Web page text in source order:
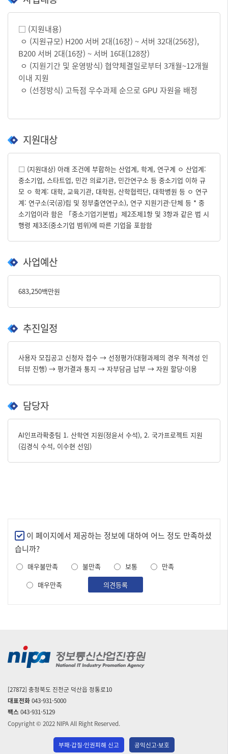
□ (지원내용)
ㅇ (지원규모) H200 서버 2대(16장) ~ 서버 32대(256장),
B200 서버 2대(16장) ~ 서버 16대(128장)
ㅇ (지원기간 및 운영방식) 협약체결일로부터 3개월~12개월
이내 지원
ㅇ (선정방식) 고득점 우수과제 순으로 GPU 자원을 배정
지원대상
□ (지원대상) 아래 조건에 부합하는 산업계, 학계, 연구계 ㅇ 산업계:
중소기업, 스타트업, 민간 의료기관, 민간연구소 등 중소기업 이하 규
모 ㅇ 학계: 대학, 교육기관, 대학원, 산학협력단, 대학병원 등 ㅇ 연구
계: 연구소(국(공)립 및 정부출연연구소), 연구 지원기관·단체 등 * 중
소기업이라 함은 「중소기업기본법」제2조제1항 및 3항과 같은 법 시
행령 제3조(중소기업 범위)에 따른 기업을 포함함
사업예산
683,250백만원
추진일정
사용자 모집공고 신청자 접수 → 선정평가(대형과제의 경우 적격성 인
터뷰 진행) → 평가결과 통지 → 자부담금 납부 → 자원 할당·이용
담당자
AI인프라확충팀 1. 산학연 지원(정윤서 수석), 2. 국가프로젝트 지원
(김경식 수석, 이수현 선임)
만
족
도
조
이 페이지에서 제공하는 정보에 대하여 어느 정도 만족하셨
습니까?
매우불만족 불만족 보통
만족
매우만족
의견등록
[27872] 충청북도 진천군 덕산읍 정통로10
대표전화043-931-5000
팩스043-931-5129
Copyright © 2022 NIPA All Right Reserved.
부패·갑질·인권피해 신고 공익신고·보호